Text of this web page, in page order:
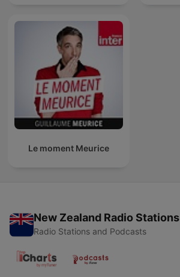
Le moment Meurice
New Zealand Radio Stations
Radio Stations and Podcasts